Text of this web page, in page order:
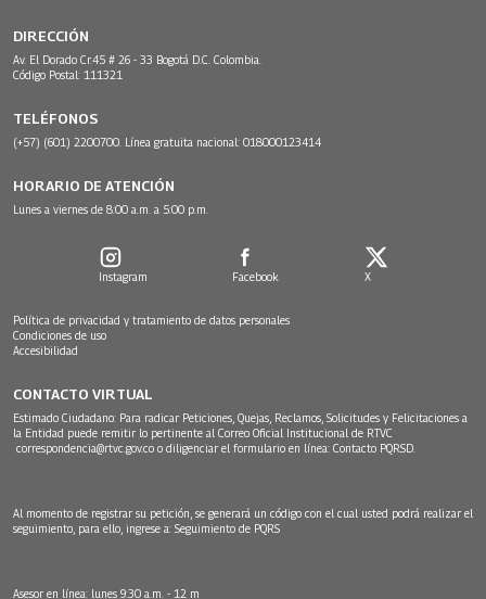
DIRECCIÓN
Av. El Dorado Cr.45 # 26 - 33 Bogotá D.C. Colombia.
Código Postal: 111321
TELÉFONOS
(+57) (601) 2200700. Línea gratuita nacional: 018000123414
HORARIO DE ATENCIÓN
Lunes a viernes de 8:00 a.m. a 5:00 p.m.
Instagram Facebook X
Política de privacidad y tratamiento de datos personales
Condiciones de uso
Accesibilidad
CONTACTO VIRTUAL
Estimado Ciudadano: Para radicar Peticiones, Quejas, Reclamos, Solicitudes y Felicitaciones a
la Entidad puede remitir lo pertinente al Correo Oficial Institucional de RTVC
correspondencia@rtvc.gov.co o diligenciar el formulario en línea: Contacto PQRSD.
Al momento de registrar su petición, se generará un código con el cual usted podrá realizar el
seguimiento, para ello, ingrese a: Seguimiento de PQRS
Asesor en línea: lunes 9:30 a.m. - 12 m